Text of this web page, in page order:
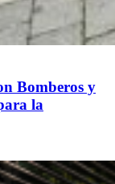
Bomberos y
la